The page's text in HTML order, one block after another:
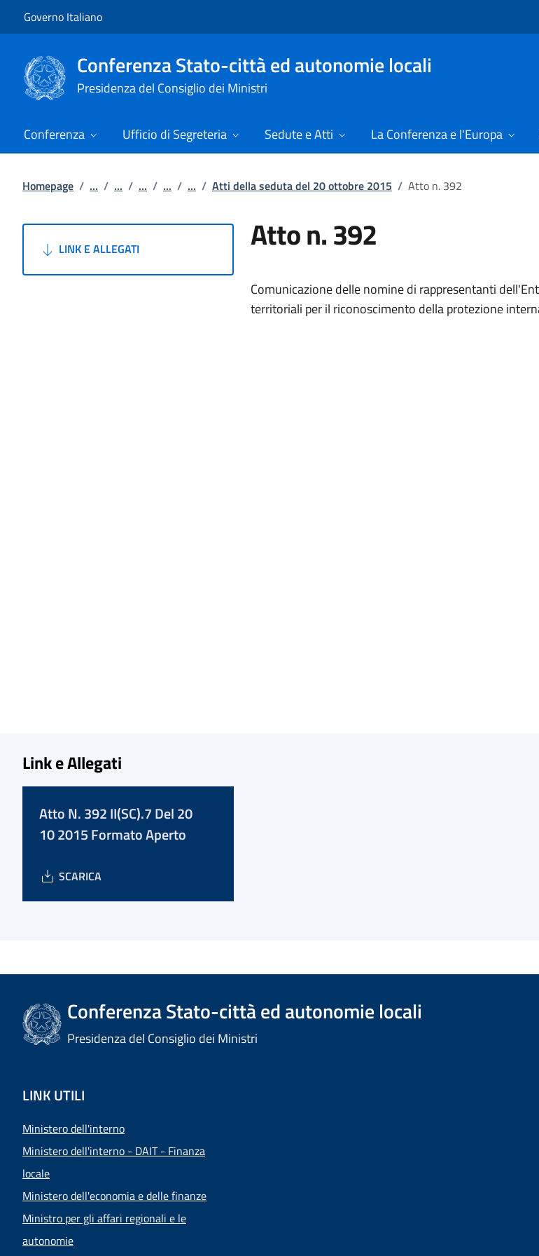
Governo Italiano
Conferenza Stato-città ed autonomie locali
Presidenza del Consiglio dei Ministri
Conferenza Ufficio di Segreteria Sedute e Atti La Conferenza e l'Europa
Homepage / ... / ... / ... / ... / ... / Atti della seduta del 20 ottobre 2015 / Atto n. 392
LINK E ALLEGATI Atto n. 392
Comunicazione delle nomine di rappresentanti
territoriali per il riconoscimento della protezione
Link e Allegati
Atto N. 392 II(SC).7 Del 20
10 2015 Formato Aperto
SCARICA
Conferenza Stato-città ed autonomie locali
Presidenza del Consiglio dei Ministri
LINK UTILI
Ministero dell'interno
Ministero dell'interno - DAIT - Finanza
locale
Ministero dell'economia e delle finanze
Ministro per gli affari regionali e le
autonomie